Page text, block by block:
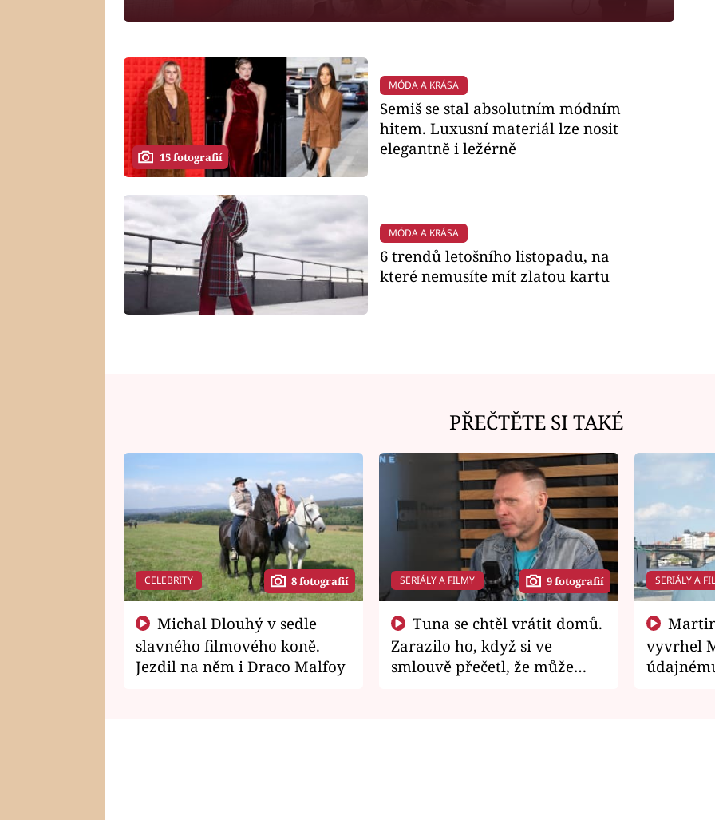
15 fotografií
MÓDA A KRÁSA
Semiš se stal absolutním módním
hitem. Luxusní materiál lze nosit
elegantně i ležérně
MÓDA A KRÁSA
6 trendů letošního listopadu, na
které nemusíte mít zlatou kartu
PŘEČTĚTE SI TAKÉ
CELEBRITY 8 fotografií
slavného filmového koně.
Jezdil na něm i Draco Malfoy
SERIÁLY A FILMY 9 fotografií
Zarazilo ho, když si ve
smlouvě přečetl, že může
SERIÁLY A
vyvrhel